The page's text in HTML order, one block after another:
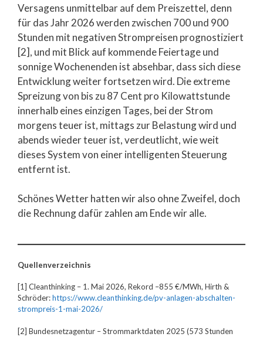
Versagens unmittelbar auf dem Preiszettel, denn
für das Jahr 2026 werden zwischen 700 und 900
Stunden mit negativen Strompreisen prognostiziert
[2], und mit Blick auf kommende Feiertage und
sonnige Wochenenden ist absehbar, dass sich diese
Entwicklung weiter fortsetzen wird. Die extreme
Spreizung von bis zu 87 Cent pro Kilowattstunde
innerhalb eines einzigen Tages, bei der Strom
morgens teuer ist, mittags zur Belastung wird und
abends wieder teuer ist, verdeutlicht, wie weit
dieses System von einer intelligenten Steuerung
entfernt ist.
Schönes Wetter hatten wir also ohne Zweifel, doch
die Rechnung dafür zahlen am Ende wir alle.
Quellenverzeichnis
[1] Cleanthinking – 1. Mai 2026, Rekord –855 €/MWh, Hirth &
Schröder:https://www.cleanthinking.de/pv-anlagen-abschalten-
strompreis-1-mai-2026/
[2] Bundesnetzagentur – Strommarktdaten 2025 (573 Stunden